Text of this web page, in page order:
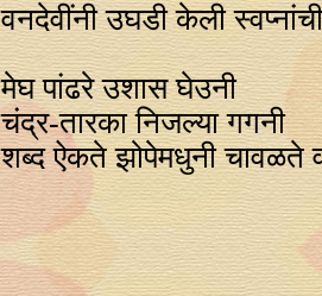
वनदेवींनी उघडी केली
मेघ पांढरे उशास घेउनी
चंद्र-तारका निजल्या गगनी
शब्द ऐकते झोपेमधुनी चावळते